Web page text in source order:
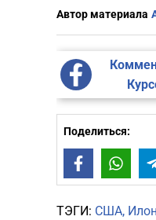
Автор материала
Поделиться:
Facebook
ТЭГИ: США